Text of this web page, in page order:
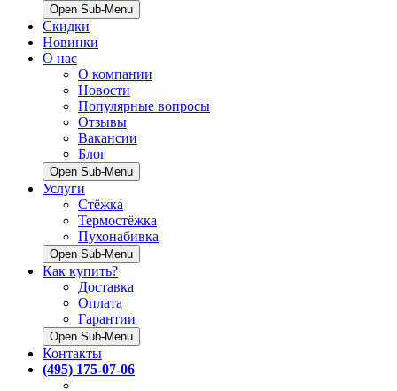
Open Sub-Menu
Скидки
Новинки
О нас
О компании
Новости
Популярные вопросы
Отзывы
Вакансии
Блог
Open Sub-Menu
Услуги
Стёжка
Термостёжка
Пухонабивка
Open Sub-Menu
Как купить?
Доставка
Оплата
Гарантии
Open Sub-Menu
Контакты
(495) 175-07-06